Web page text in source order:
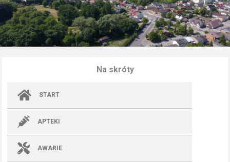
Na skróty
START
APTEKI
AWARIE